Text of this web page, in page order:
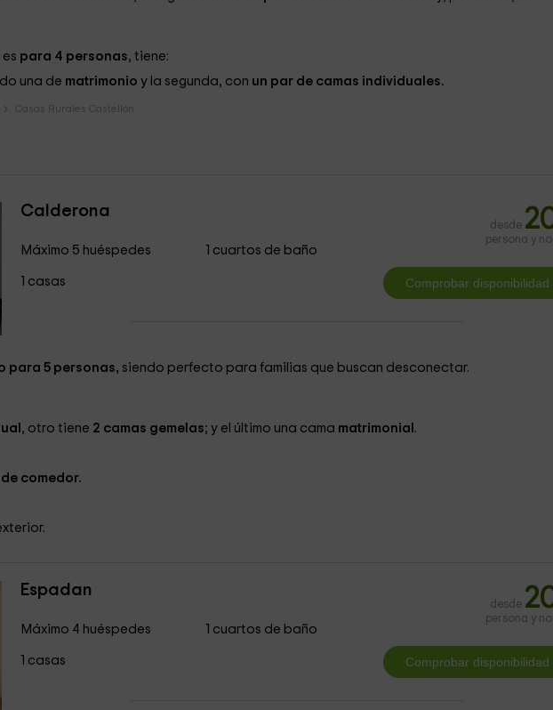
es para 4 personas, tiene:
una de matrimonio y la segunda, con un par de camas individuales.
Casas Rurales Castellón
Calderona
Máximo 5 huéspedes
1 casas
1 cuartos de baño
desde
persona y
para 5 personas, siendo perfecto para familias que buscan desconectar.
, otro tiene 2 camas gemelas; y el último una cama matrimonial .
comedor.
Espadan
Máximo 4 huéspedes
1 casas
1 cuartos de baño
desde
persona y